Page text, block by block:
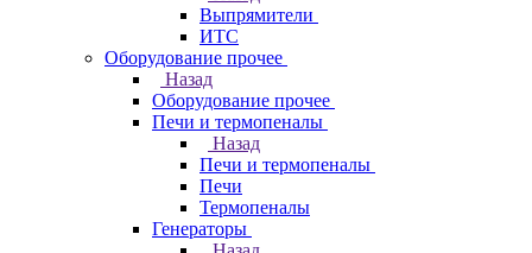
Выпрямители
ИТС
Оборудование прочее
Назад
Оборудование прочее
Печи и термопеналы
Назад
Печи и термопеналы
Печи
Термопеналы
Генераторы